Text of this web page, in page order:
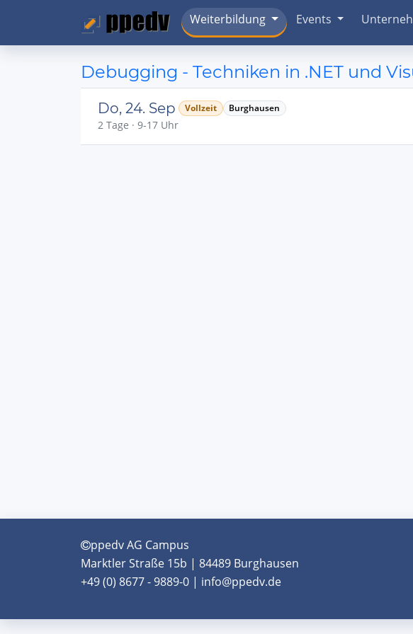
Weiterbildung Events
Debugging - Techniken in .NET und
Do, 24. Sep Vollzeit Burghausen
2 Tage · 9-17 Uhr
ppedv AG Campus
Marktler Straße 15b | 84489 Burghausen
+49 (0) 8677 - 9889-0 | info@ppedv.de